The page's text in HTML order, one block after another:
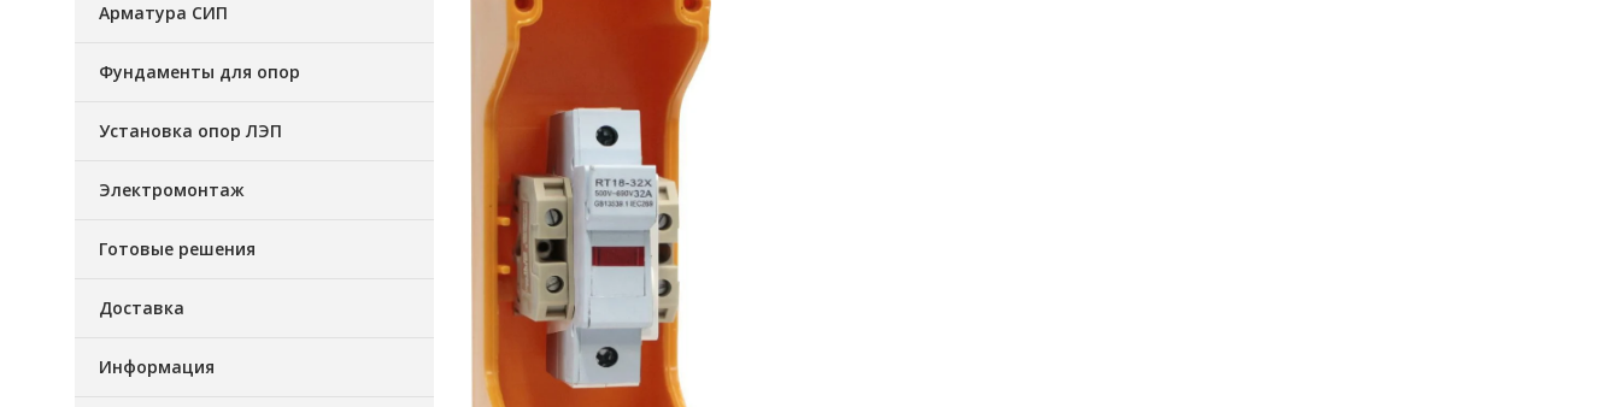
Арматура СИП
Фундаменты для опор
Установка опор ЛЭП
Электромонтаж
Готовые решения
Доставка
Информация